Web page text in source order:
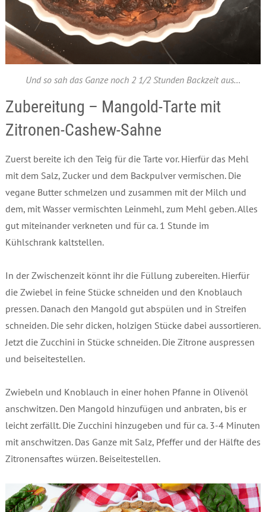
Und so sah das Ganze noch 2 1/2 Stunden Backzeit aus…
Zubereitung – Mangold-Tarte mit
Zitronen-Cashew-Sahne
Zuerst bereite ich den Teig für die Tarte vor. Hierfür das Mehl
mit dem Salz, Zucker und dem Backpulver vermischen. Die
vegane Butter schmelzen und zusammen mit der Milch und
dem, mit Wasser vermischten Leinmehl, zum Mehl geben. Alles
gut miteinander verkneten und für ca. 1 Stunde im
Kühlschrank kaltstellen.
In der Zwischenzeit könnt ihr die Füllung zubereiten. Hierfür
die Zwiebel in feine Stücke schneiden und den Knoblauch
pressen. Danach den Mangold gut abspülen und in Streifen
schneiden. Die sehr dicken, holzigen Stücke dabei aussortieren.
Jetzt die Zucchini in Stücke schneiden. Die Zitrone auspressen
und beiseitestellen.
Zwiebeln und Knoblauch in einer hohen Pfanne in Olivenöl
anschwitzen. Den Mangold hinzufügen und anbraten, bis er
leicht zerfällt. Die Zucchini hinzugeben und für ca. 3-4 Minuten
mit anschwitzen. Das Ganze mit Salz, Pfeffer und der Hälfte des
Zitronensaftes würzen. Beiseitestellen.